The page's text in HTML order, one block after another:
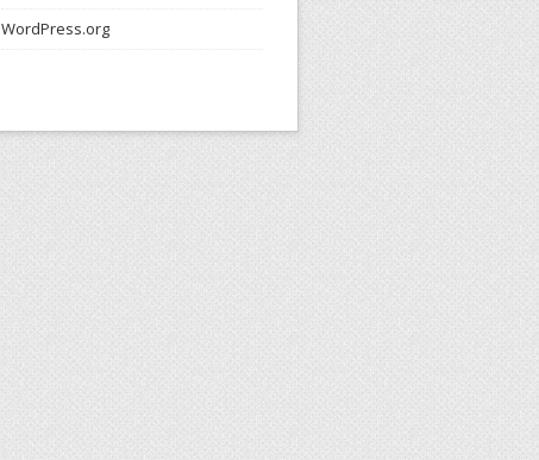
WordPress.org